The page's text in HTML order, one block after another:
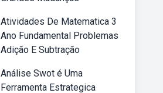
Atividades De Matematica 3
Ano Fundamental Problemas
Adição E Subtração
Análise Swot é Uma
Ferramenta Estrategica